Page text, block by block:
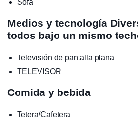
Sofá
Medios y tecnología
todos bajo un mismo
Televisión de pantalla plana
TELEVISOR
Comida y bebida
Tetera/Cafetera